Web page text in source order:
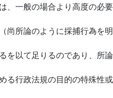
、一般の場合より高度の必要
尚所論のように採捕行為を明
を以て足りるのであり、所論
る行政法規の目的の特殊性或